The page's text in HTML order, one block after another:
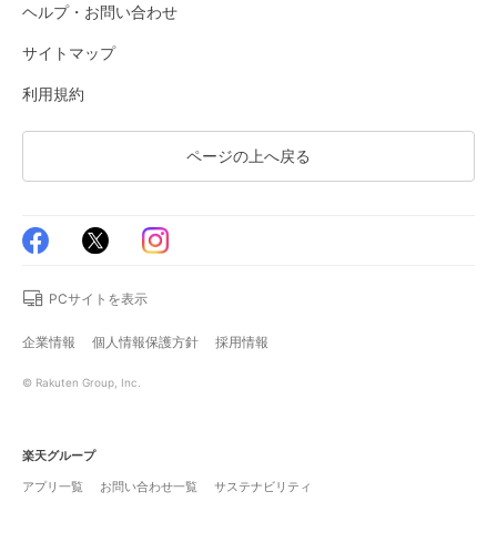
ヘルプ・お問い合わせ
サイトマップ
利用規約
ページの上へ戻る
PCサイトを表示
企業情報 個人情報保護方針 採用情報
© Rakuten Group, Inc.
楽天グループ
アプリ一覧
お問い合わせ一覧 サステナビリティ